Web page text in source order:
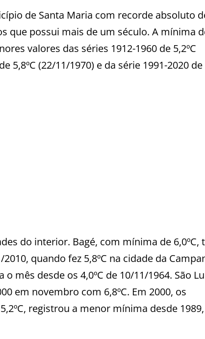
de Santa Maria com recorde absoluto
que possui mais de um século. A mínima
valores das séries 1912-1960 de 5,2ºC
5,8ºC (22/11/1970) e da série 1991-2020 de
do interior. Bagé, com mínima de 6,0ºC,
quando fez 5,8ºC na cidade da
mês desde os 4,0ºC de 10/11/1964. São
em novembro com 6,8ºC. Em 2000, os
registrou a menor mínima desde 1989,